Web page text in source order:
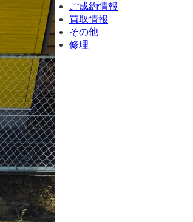
ご成約情報
買取情報
その他
修理